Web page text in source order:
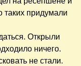
таких придумали
Открыли
ничего.
не стали.